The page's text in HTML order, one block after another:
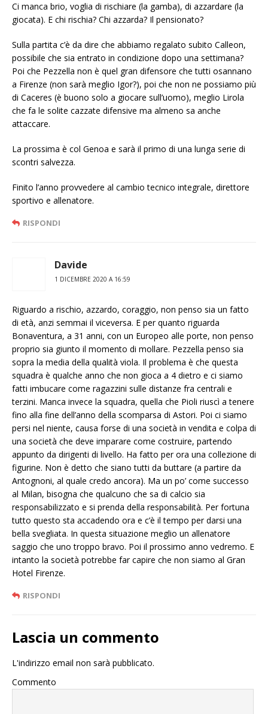
Ci manca brio, voglia di rischiare (la gamba), di azzardare (la
giocata). E chi rischia? Chi azzarda? Il pensionato?
Sulla partita c’è da dire che abbiamo regalato subito Calleon,
possibile che sia entrato in condizione dopo una settimana?
Poi che Pezzella non è quel gran difensore che tutti osannano
a Firenze (non sarà meglio Igor?), poi che non ne possiamo più
di Caceres (è buono solo a giocare sull’uomo), meglio Lirola
che fa le solite cazzate difensive ma almeno sa anche
attaccare.
La prossima è col Genoa e sarà il primo di una lunga serie di
scontri salvezza.
Finito l’anno provvedere al cambio tecnico integrale, direttore
sportivo e allenatore.
RISPONDI
Davide
1 DICEMBRE 2020 A 16:59
Riguardo a rischio, azzardo, coraggio, non penso sia un fatto
di età, anzi semmai il viceversa. E per quanto riguarda
Bonaventura, a 31 anni, con un Europeo alle porte, non penso
proprio sia giunto il momento di mollare. Pezzella penso sia
sopra la media della qualità viola. Il problema è che questa
squadra è qualche anno che non gioca a 4 dietro e ci siamo
fatti imbucare come ragazzini sulle distanze fra centrali e
terzini. Manca invece la squadra, quella che Pioli riuscì a tenere
fino alla fine dell’anno della scomparsa di Astori. Poi ci siamo
persi nel niente, causa forse di una società in vendita e colpa di
una società che deve imparare come costruire, partendo
appunto da dirigenti di livello. Ha fatto per ora una collezione di
figurine. Non è detto che siano tutti da buttare (a partire da
Antognoni, al quale credo ancora). Ma un po’ come successo
al Milan, bisogna che qualcuno che sa di calcio sia
responsabilizzato e si prenda della responsabilità. Per fortuna
tutto questo sta accadendo ora e c’è il tempo per darsi una
bella svegliata. In questa situazione meglio un allenatore
saggio che uno troppo bravo. Poi il prossimo anno vedremo. E
intanto la società potrebbe far capire che non siamo al Gran
Hotel Firenze.
RISPONDI
Lascia un commento
L'indirizzo email non sarà pubblicato.
Commento